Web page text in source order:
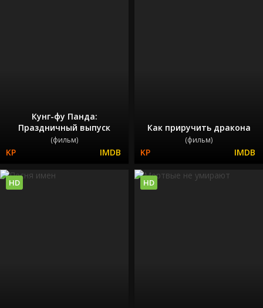
Кунг-фу Панда:
Праздничный выпуск
(фильм)
Как приручить дракона
(фильм)
HD HD